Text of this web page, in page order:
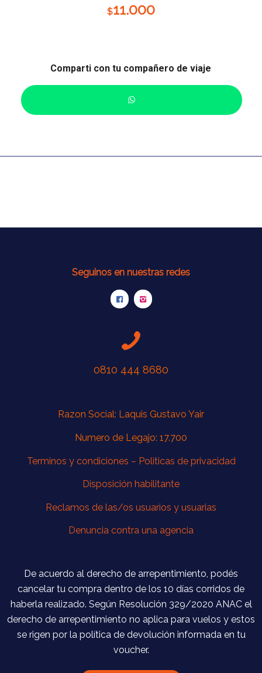
$11.000
Comparti con tu compañero de viaje
Seguinos en nuestras redes
0810 444 8680
Razon Social: Laquis Gustavo Yair
Numero de Legajo: 17.700
Terminos y condiciones – Politicas de privacidad
Disposición habilitante
Reclamos de las/os usuarios y usuarias
Denuncia contra una agencia
De acuerdo al derecho de arrepentimiento, podés
cancelar tu compra dentro de los 10 días corridos de
haberla realizado. Según Resolución 329/2020 ANAC el
derecho de arrepentimiento no aplica para vuelos y estos
se rigen por la política de devolución informada en tu
voucher.